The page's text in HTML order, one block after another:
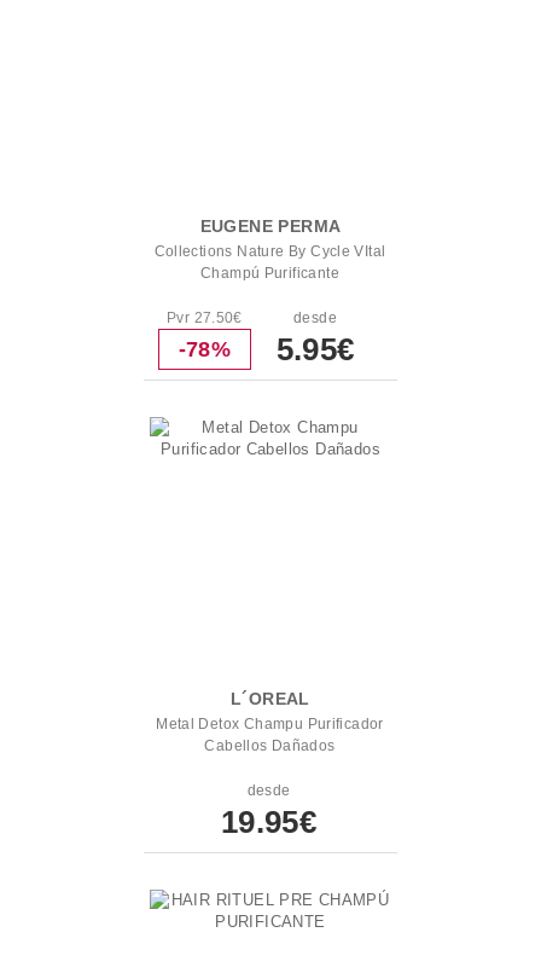
EUGENE PERMA
Collections Nature By Cycle VItal
Champú Purificante
Pvr 27.50€
-78%
desde
5.95€
L´OREAL
Metal Detox Champu Purificador
Cabellos Dañados
desde
19.95€